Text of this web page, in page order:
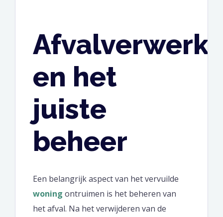
en het
juiste
beheer
Een belangrijk aspect van het vervuilde
woning ontruimen is het beheren van
het afval. Na het verwijderen van de